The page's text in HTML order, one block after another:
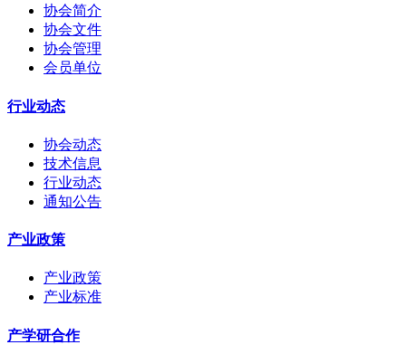
协会简介
协会文件
协会管理
会员单位
行业动态
协会动态
技术信息
行业动态
通知公告
产业政策
产业政策
产业标准
产学研合作